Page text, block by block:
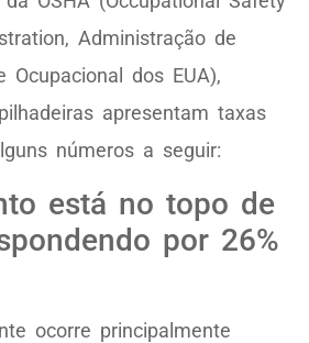
Administração de
Ocupacional dos EUA),
apresentam taxas
números a seguir:
está no topo de
por 26%
ocorre principalmente